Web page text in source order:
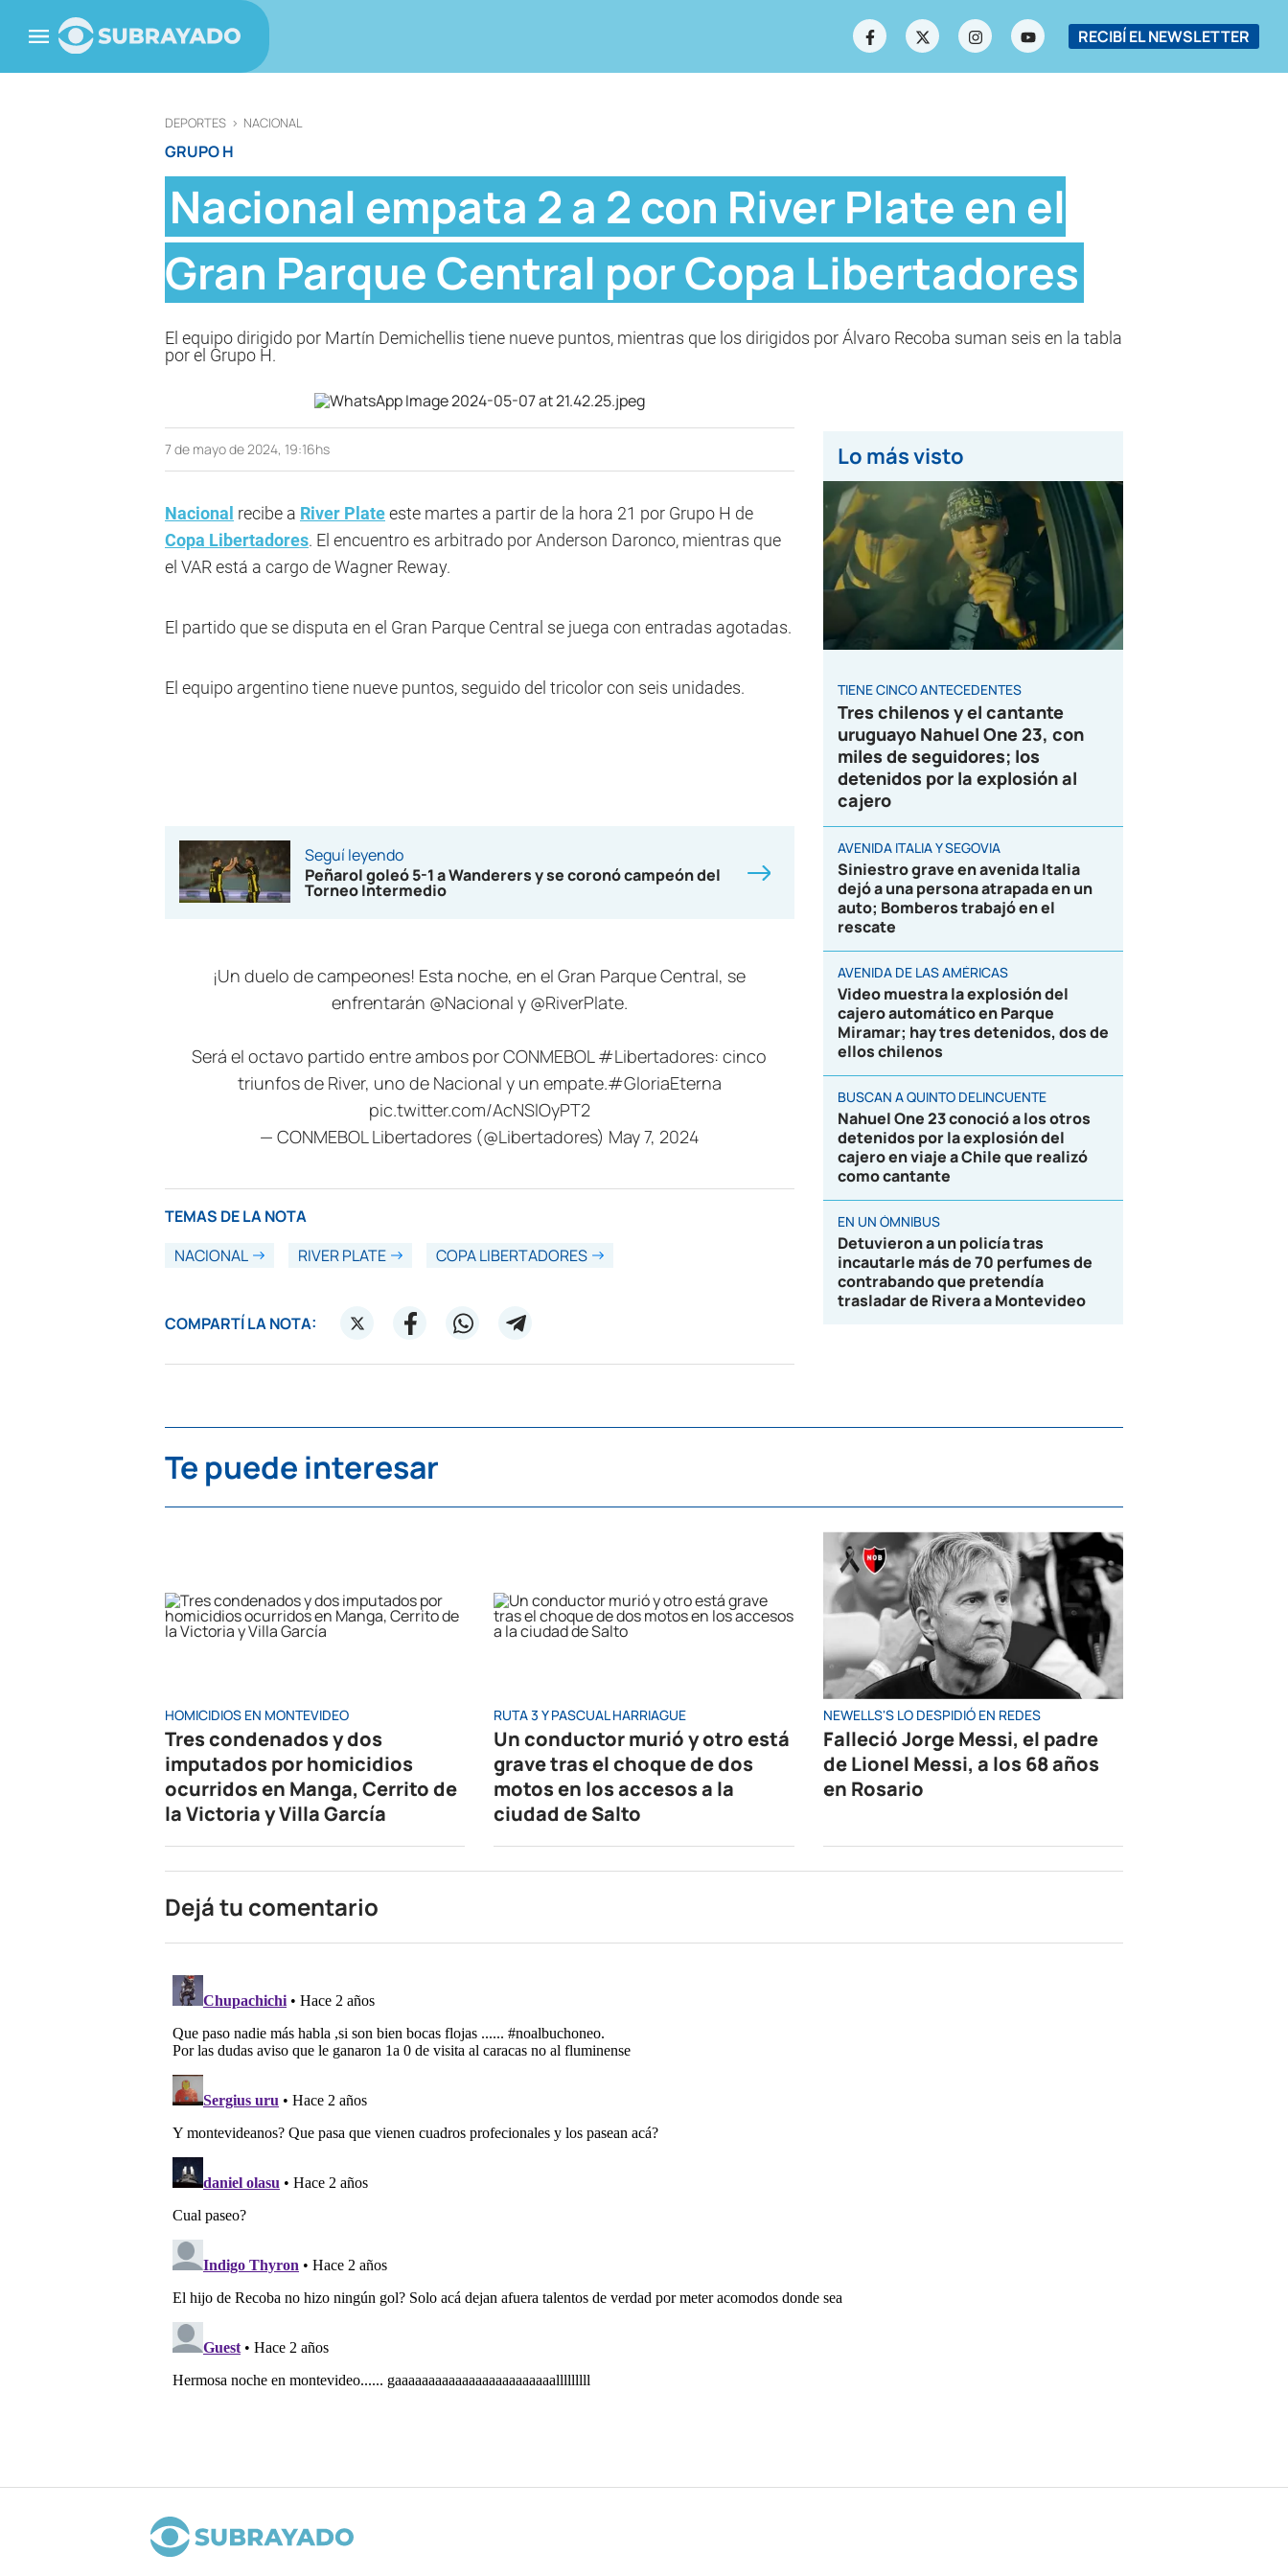
RECIBÍ EL NEWSLETTER
DEPORTES > NACIONAL
GRUPO H
Nacional empata 2 a 2 con River Plate en el
Gran Parque Central por Copa Libertadores
El equipo dirigido por Martín Demichellis tiene nueve puntos, mientras que los dirigidos por Álvaro Recoba suman seis en la tabla
por el Grupo H.
7 de mayo de 2024, 19:16hs
Nacional recibe a River Plateeste martes a partir de la hora 21 por Grupo H de
Copa Libertadores. El encuentro es arbitrado por Anderson Daronco, mientras que
el VAR está a cargo de Wagner Reway.
El partido que se disputa en el Gran Parque Central se juega con entradas agotadas.
El equipo argentino tiene nueve puntos, seguido del tricolor con seis unidades.
Seguí leyendo
Peñarol goleó 5-1 a Wanderers y se coronó campeón del
Torneo Intermedio
¡Un duelo de campeones! Esta noche, en el Gran Parque Central, se
enfrentarán @Nacional y @RiverPlate.
Será el octavo partido entre ambos por CONMEBOL#Libertadores: cinco
triunfos de River, uno de Nacional y un empate.#GloriaEterna
pic.twitter.com/AcNSlOyPT2
— CONMEBOL Libertadores (@Libertadores) May 7, 2024
TEMAS DE LA NOTA
NACIONAL
RIVER PLATE COPA LIBERTADORES
COMPARTÍ LA NOTA:
Lo más visto
TIENE CINCO ANTECEDENTES
Tres chilenos y el cantante
uruguayo Nahuel One 23, con
miles de seguidores; los
detenidos por la explosión al
cajero
AVENIDA ITALIA Y SEGOVIA
Siniestro grave en avenida Italia
dejó a una persona atrapada en un
auto; Bomberos trabajó en el
rescate
AVENIDA DE LAS AMÉRICAS
Video muestra la explosión del
cajero automático en Parque
Miramar; hay tres detenidos, dos de
ellos chilenos
BUSCAN A QUINTO DELINCUENTE
Nahuel One 23 conoció a los otros
detenidos por la explosión del
cajero en viaje a Chile que realizó
como cantante
EN UN ÓMNIBUS
Detuvieron a un policía tras
incautarle más de 70 perfumes de
contrabando que pretendía
trasladar de Rivera a Montevideo
Te puede interesar
HOMICIDIOS EN MONTEVIDEO
Tres condenados y dos
imputados por homicidios
ocurridos en Manga, Cerrito de
la Victoria y Villa García
RUTA 3 Y PASCUAL HARRIAGUE
Un conductor murió y otro está
grave tras el choque de dos
motos en los accesos a la
ciudad de Salto
NEWELLS'S LO DESPIDIÓ EN REDES
Falleció Jorge Messi, el padre
de Lionel Messi, a los 68 años
en Rosario
Dejá tu comentario